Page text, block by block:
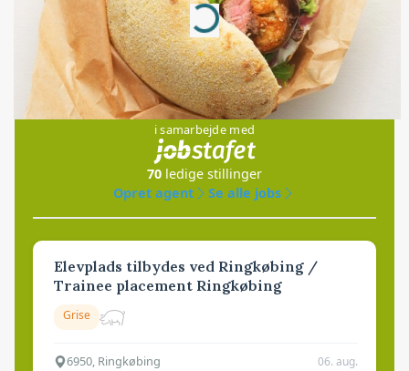
Loading...
Jobs
i samarbejde med
70 ledige stillinger
Opret agent
Se alle jobs
Elevplads tilbydes ved Ringkøbing /
Trainee placement Ringkøbing
Grise
6950, Ringkøbing 06. aug.